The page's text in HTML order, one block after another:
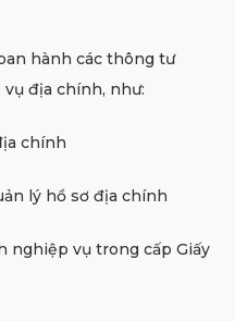
hành các thông tư
địa chính, như:
chính
lý hồ sơ địa chính
nghiệp vụ trong cấp Giấy